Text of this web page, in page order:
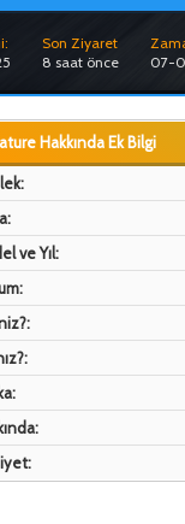
Son Ziyaret
8 saat önce
07-
Hakkında Ek Bilgi
ve Yıl: